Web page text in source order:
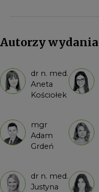
Autorzy wydania
dr n. med.
Aneta
Kościołek
mgr
Adam
Grdeń
dr n. med.
Justyna